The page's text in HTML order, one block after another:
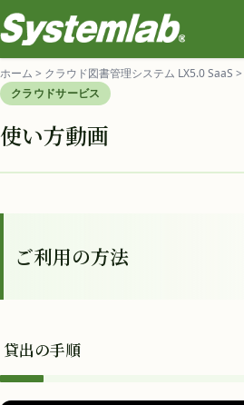
ホーム > クラウド図書管理システム LX5.0 SaaS >
クラウドサービス
使い方動画
ご利用の方法
貸出の手順